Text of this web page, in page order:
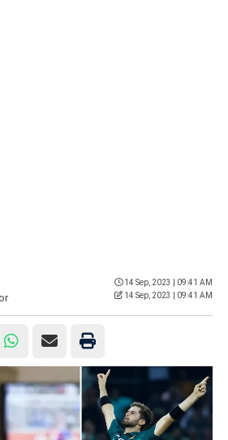
14 Sep, 2023 | 09:41 AM
14 Sep, 2023 | 09:41 AM